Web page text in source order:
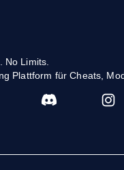
No Limits.
Plattform für Cheats,